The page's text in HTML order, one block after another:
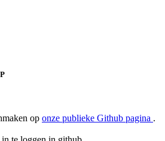
op onze publieke Github pagina .